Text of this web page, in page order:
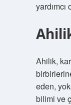
yardımcı
Ahilik,
eden,
bilimi ve